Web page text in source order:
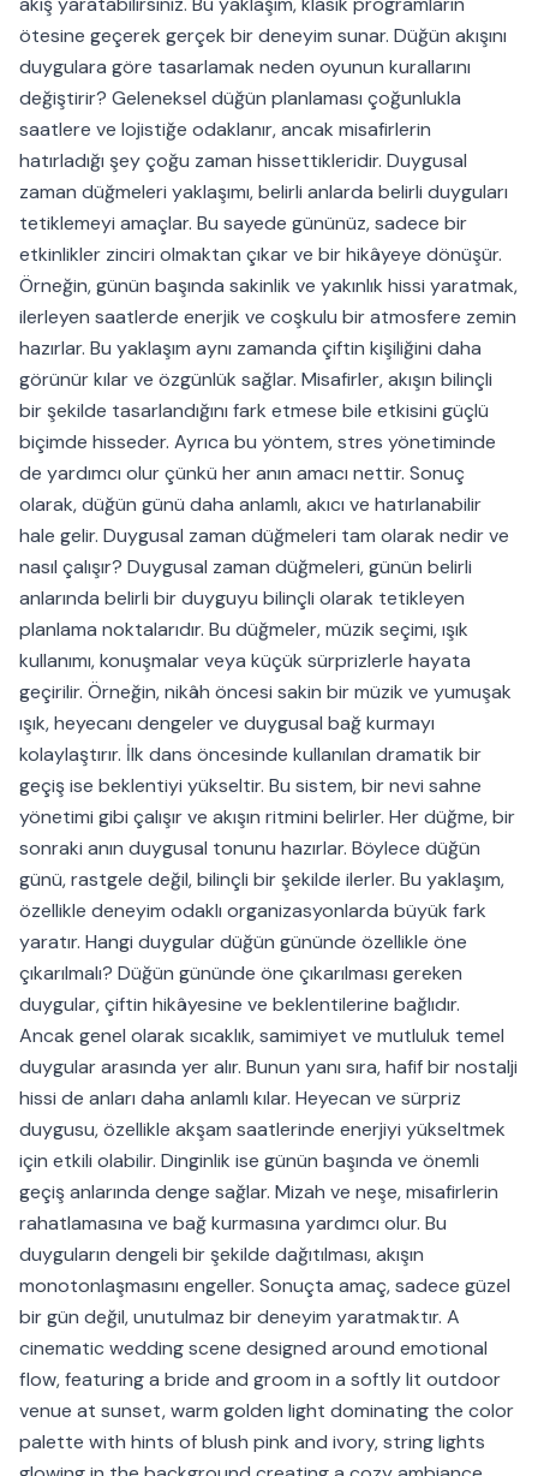
ötesine geçerek gerçek bir deneyim sunar. Düğün akışını
duygulara göre tasarlamak neden oyunun kurallarını
değiştirir? Geleneksel düğün planlaması çoğunlukla
saatlere ve lojistiğe odaklanır, ancak misafirlerin
hatırladığı şey çoğu zaman hissettikleridir. Duygusal
zaman düğmeleri yaklaşımı, belirli anlarda belirli duyguları
tetiklemeyi amaçlar. Bu sayede gününüz, sadece bir
etkinlikler zinciri olmaktan çıkar ve bir hikâyeye dönüşür.
Örneğin, günün başında sakinlik ve yakınlık hissi yaratmak,
ilerleyen saatlerde enerjik ve coşkulu bir atmosfere zemin
hazırlar. Bu yaklaşım aynı zamanda çiftin kişiliğini daha
görünür kılar ve özgünlük sağlar. Misafirler, akışın bilinçli
bir şekilde tasarlandığını fark etmese bile etkisini güçlü
biçimde hisseder. Ayrıca bu yöntem, stres yönetiminde
de yardımcı olur çünkü her anın amacı nettir. Sonuç
olarak, düğün günü daha anlamlı, akıcı ve hatırlanabilir
hale gelir. Duygusal zaman düğmeleri tam olarak nedir ve
nasıl çalışır? Duygusal zaman düğmeleri, günün belirli
anlarında belirli bir duyguyu bilinçli olarak tetikleyen
planlama noktalarıdır. Bu düğmeler, müzik seçimi, ışık
kullanımı, konuşmalar veya küçük sürprizlerle hayata
geçirilir. Örneğin, nikâh öncesi sakin bir müzik ve yumuşak
ışık, heyecanı dengeler ve duygusal bağ kurmayı
kolaylaştırır. İlk dans öncesinde kullanılan dramatik bir
geçiş ise beklentiyi yükseltir. Bu sistem, bir nevi sahne
yönetimi gibi çalışır ve akışın ritmini belirler. Her düğme, bir
sonraki anın duygusal tonunu hazırlar. Böylece düğün
günü, rastgele değil, bilinçli bir şekilde ilerler. Bu yaklaşım,
özellikle deneyim odaklı organizasyonlarda büyük fark
yaratır. Hangi duygular düğün gününde özellikle öne
çıkarılmalı? Düğün gününde öne çıkarılması gereken
duygular, çiftin hikâyesine ve beklentilerine bağlıdır.
Ancak genel olarak sıcaklık, samimiyet ve mutluluk temel
duygular arasında yer alır. Bunun yanı sıra, hafif bir nostalji
hissi de anları daha anlamlı kılar. Heyecan ve sürpriz
duygusu, özellikle akşam saatlerinde enerjiyi yükseltmek
için etkili olabilir. Dinginlik ise günün başında ve önemli
geçiş anlarında denge sağlar. Mizah ve neşe, misafirlerin
rahatlamasına ve bağ kurmasına yardımcı olur. Bu
duyguların dengeli bir şekilde dağıtılması, akışın
monotonlaşmasını engeller. Sonuçta amaç, sadece güzel
bir gün değil, unutulmaz bir deneyim yaratmaktır. A
cinematic wedding scene designed around emotional
flow, featuring a bride and groom in a softly lit outdoor
venue at sunset, warm golden light dominating the color
palette with hints of blush pink and ivory, string lights